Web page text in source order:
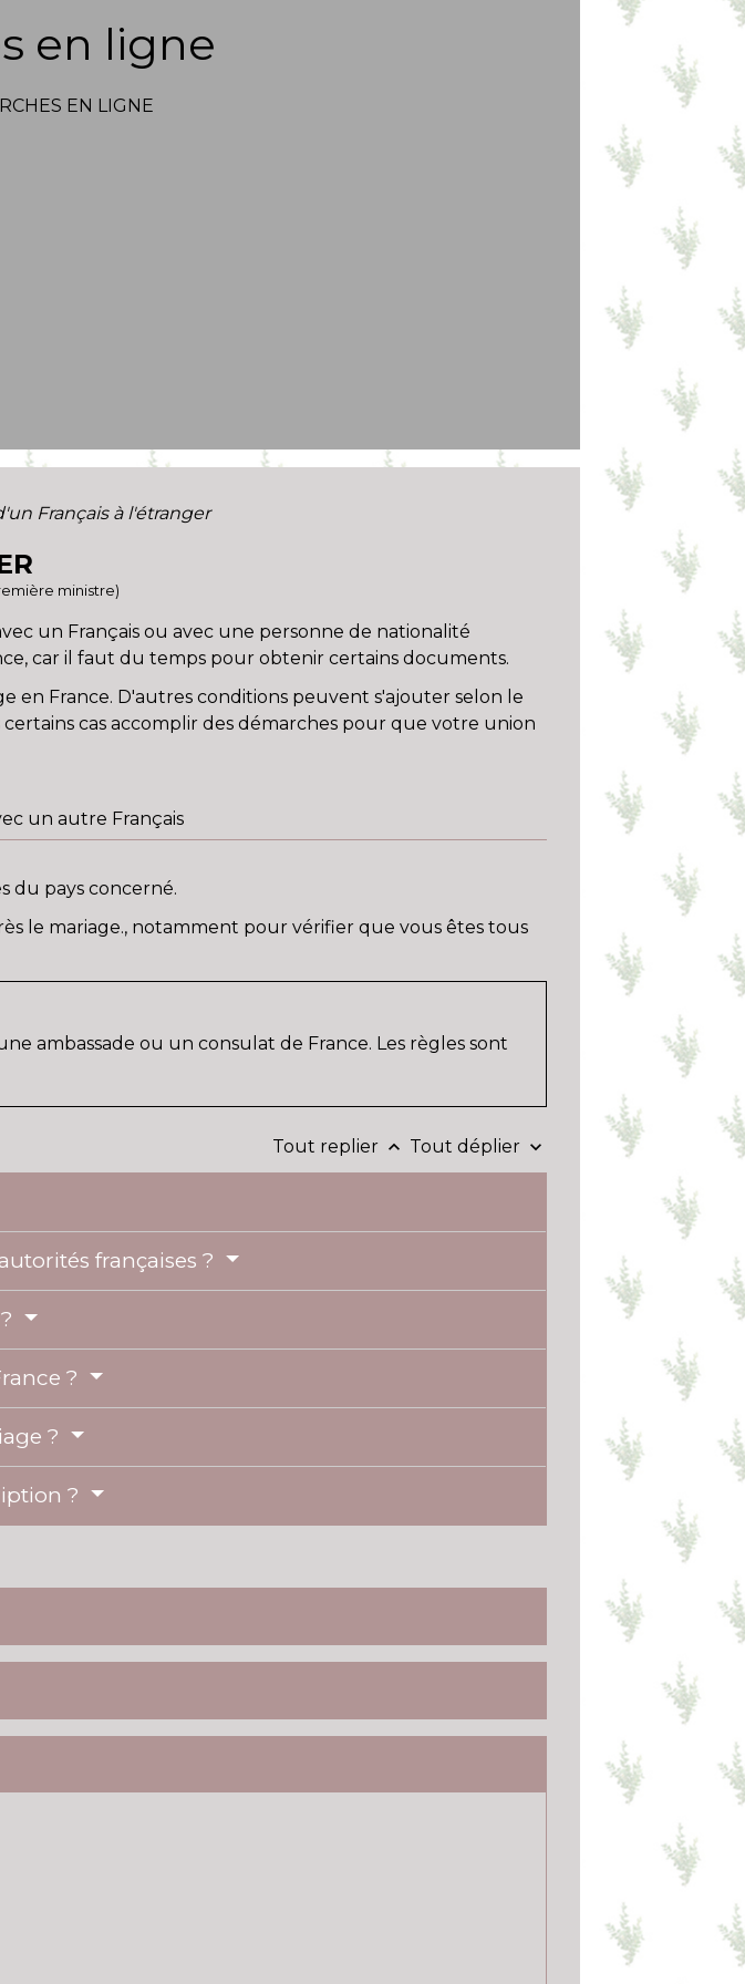
en ligne
EN LIGNE
Français à l'étranger
ministre)
un Français ou avec une personne de nationalité
car il faut du temps pour obtenir certains documents.
en France. D'autres conditions peuvent s'ajouter selon le
cas accomplir des démarches pour que votre union
un autre Français
du pays concerné.
le mariage., notamment pour vérifier que vous êtes tous
ambassade ou un consulat de France. Les règles sont
Tout replier keyboard_arrow_up Tout déplier keyboard_arrow_down
françaises ?
?
?
?